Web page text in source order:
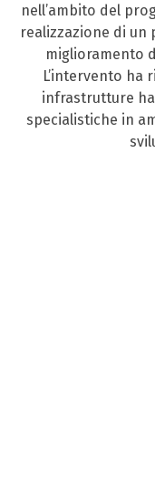
nell’ambito del
realizzazione di un
miglioramento
L’intervento ha
infrastrutture
specialistiche in